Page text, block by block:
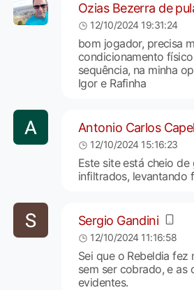
Ozias Bezerra de
12/10/2024 19:31:24
bom jogador, precisa
condicionamento
sequência, na minha
Igor e Rafinha
Antonio Carlos
12/10/2024 15:16:23
Este site está cheio de
infiltrados, levantando
Sergio Gandini
12/10/2024 11:16:58
Sei que o Rebeldia fez
sem ser cobrado, e as
evidentes.